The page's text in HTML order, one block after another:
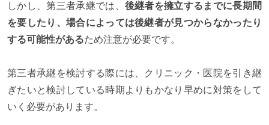
しかし、第三者承継では、 後継者を擁立するまでに長期間
を要したり、場合によっては後継者が見つからなかったり
する可能性があるため注意が必要です。
第三者承継を検討する際には、クリニック・医院を引き継
ぎたいと検討している時期よりもかなり早めに対策をして
いく必要があります。